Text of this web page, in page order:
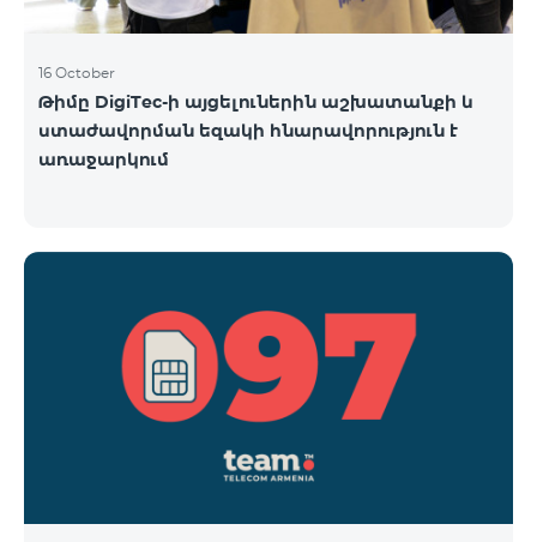
16 October
Թիմը DigiTec-ի այցելուներին աշխատանքի և
ստաժավորման եզակի հնարավորություն է
առաջարկում